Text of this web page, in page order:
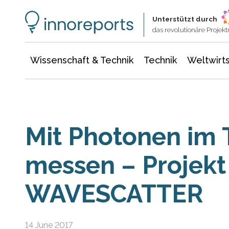
Unterstützt durch
das revolutionäre
Wissenschaft & Technik Technik
Mit Photonen im
messen – Projekt
WAVESCATTER
14 June 2017